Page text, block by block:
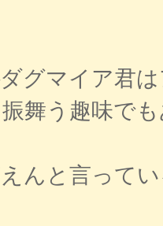
マイア君は
舞う趣味で
んと言って